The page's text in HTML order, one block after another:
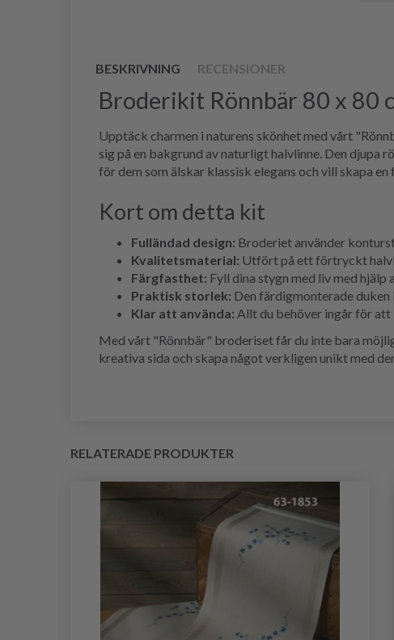
BESKRIVNING RECENSIONER
Broderikit Rönnbär 80 x 80
Upptäck charmen i naturens skönhet med vårt
sig på en bakgrund av naturligt halvlinne. Den djupa
för dem som älskar klassisk elegans och vill skapa
Kort om detta kit
Fulländad design: Broderiet använder
Kvalitetsmaterial: Utfört på ett förtryckt
Färgfasthet: Fyll dina stygn med liv med
Praktisk storlek: Den färdigmonterade
Klar att använda: Allt du behöver ingår för
Med vårt "Rönnbär" broderiset får du inte bara
kreativa sida och skapa något verkligen unikt med
RELATERADE PRODUKTER